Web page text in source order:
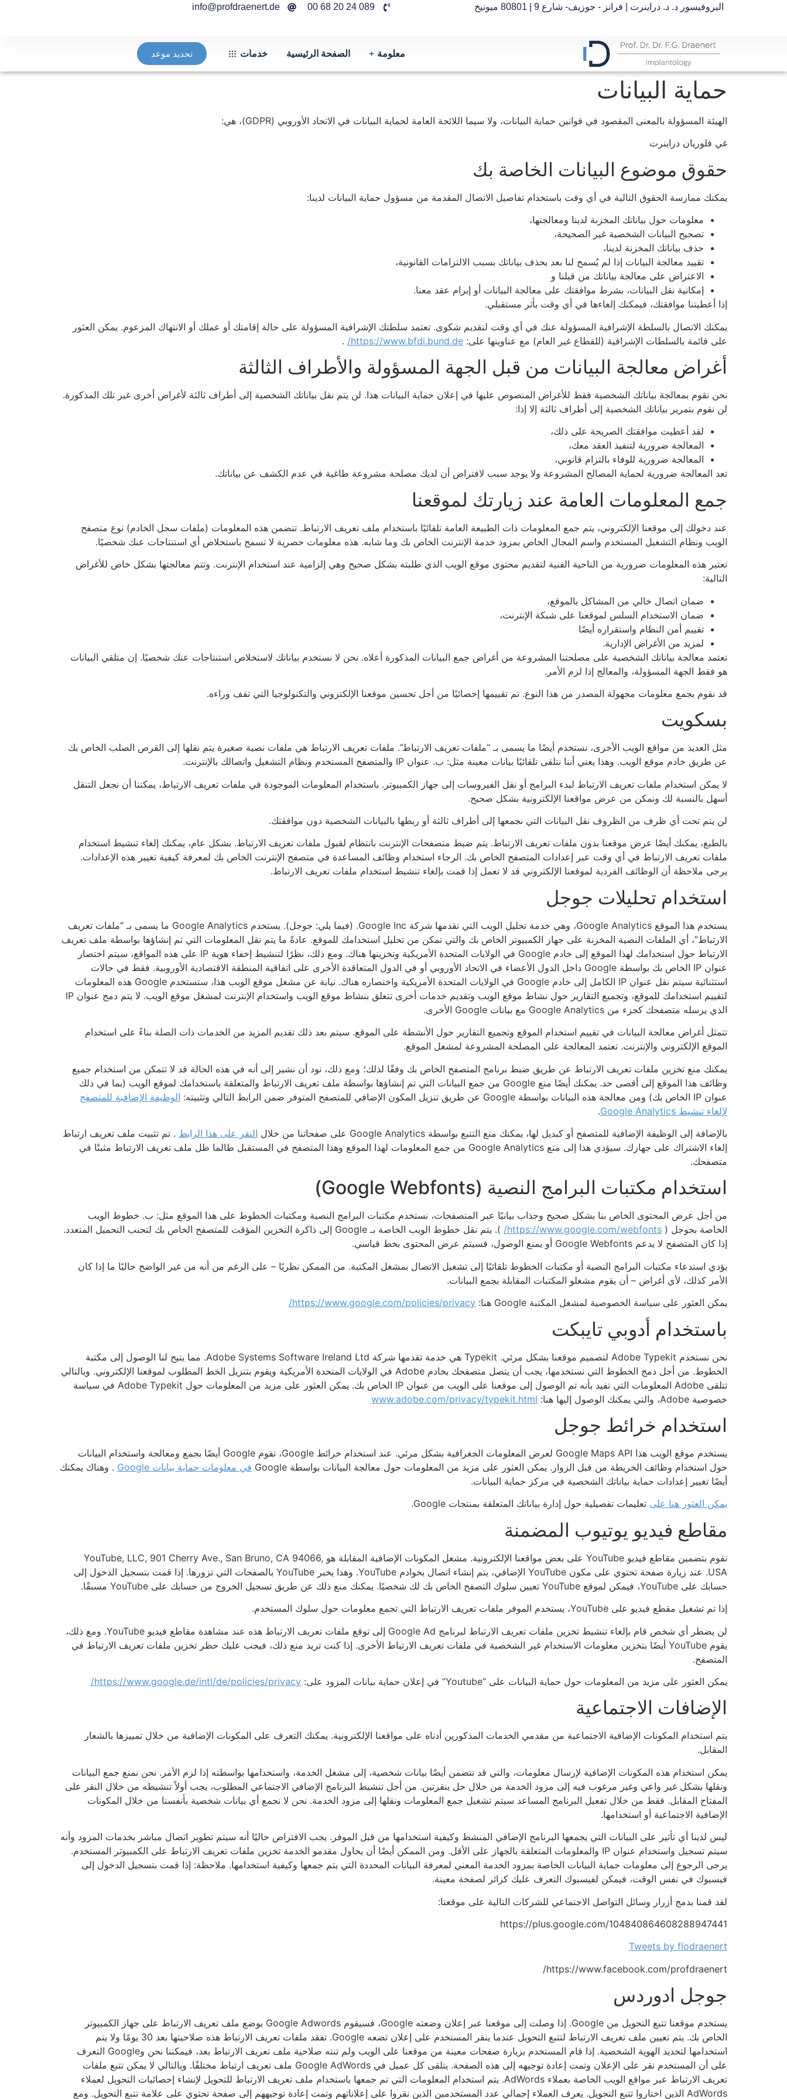
البروفيسور د. د. دراينرت | فرانز - جوزيف- شارع 9 | 80801 ميونيخ 089 24 20 68 00
info@profdraenert.de
معلومة الصفحة الرئيسية خدمات تحديد موعد
حماية البيانات
الهيئة المسؤولة بالمعنى المقصود في قوانين حماية البيانات، ولا سيما اللائحة العامة لحماية البيانات في الاتحاد الأوروبي (GDPR)، هي:
غي فلوريان دراينرت
حقوق موضوع البيانات الخاصة بك
يمكنك ممارسة الحقوق التالية في أي وقت باستخدام تفاصيل الاتصال المقدمة من مسؤول حماية البيانات لدينا:
معلومات حول بياناتك المخزنة لدينا ومعالجتها،
تصحيح البيانات الشخصية غير الصحيحة،
حذف بياناتك المخزنة لدينا،
تقييد معالجة البيانات إذا لم يُسمح لنا بعد بحذف بياناتك بسبب الالتزامات القانونية،
الاعتراض على معالجة بياناتك من قبلنا و
إمكانية نقل البيانات، بشرط موافقتك على معالجة البيانات أو إبرام عقد معنا.
إذا أعطيتنا موافقتك، فيمكنك إلغاءها في أي وقت بأثر مستقبلي.
يمكنك الاتصال بالسلطة الإشرافية المسؤولة عنك في أي وقت لتقديم شكوى. تعتمد سلطتك الإشرافية المسؤولة على حالة إقامتك أو عملك أو الانتهاك المزعوم. يمكن العثور
على قائمة بالسلطات الإشرافية (للقطاع غير العام) مع عناوينها على: https://www.bfdi.bund.de/
.
أغراض معالجة البيانات من قبل الجهة المسؤولة والأطراف الثالثة
نحن نقوم بمعالجة بياناتك الشخصية فقط للأغراض المنصوص عليها في إعلان حماية البيانات هذا. لن يتم نقل بياناتك الشخصية إلى أطراف ثالثة لأغراض أخرى غير تلك المذكورة.
لن نقوم بتمرير بياناتك الشخصية إلى أطراف ثالثة إلا إذا:
لقد أعطيت موافقتك الصريحة على ذلك،
المعالجة ضرورية لتنفيذ العقد معك،
المعالجة ضرورية للوفاء بالتزام قانوني،
تعد المعالجة ضرورية لحماية المصالح المشروعة ولا يوجد سبب لافتراض أن لديك مصلحة مشروعة طاغية في عدم الكشف عن بياناتك.
جمع المعلومات العامة عند زيارتك لموقعنا
عند دخولك إلى موقعنا الإلكتروني، يتم جمع المعلومات ذات الطبيعة العامة تلقائيًا باستخدام ملف تعريف الارتباط. تتضمن هذه المعلومات (ملفات سجل الخادم) نوع متصفح
الويب ونظام التشغيل المستخدم واسم المجال الخاص بمزود خدمة الإنترنت الخاص بك وما شابه. هذه معلومات حصرية لا تسمح باستخلاص أي استنتاجات عنك شخصيًا.
تعتبر هذه المعلومات ضرورية من الناحية الفنية لتقديم محتوى موقع الويب الذي طلبته بشكل صحيح وهي إلزامية عند استخدام الإنترنت. وتتم معالجتها بشكل خاص للأغراض
التالية:
ضمان اتصال خالي من المشاكل بالموقع،
ضمان الاستخدام السلس لموقعنا على شبكة الإنترنت،
تقييم أمن النظام واستقراره أيضًا
لمزيد من الأغراض الإدارية.
تعتمد معالجة بياناتك الشخصية على مصلحتنا المشروعة من أغراض جمع البيانات المذكورة أعلاه. نحن لا نستخدم بياناتك لاستخلاص استنتاجات عنك شخصيًا. إن متلقي البيانات
هو فقط الجهة المسؤولة، والمعالج إذا لزم الأمر.
قد نقوم بجمع معلومات مجهولة المصدر من هذا النوع. تم تقييمها إحصائيًا من أجل تحسين موقعنا الإلكتروني والتكنولوجيا التي تقف وراءه.
بسكويت
مثل العديد من مواقع الويب الأخرى، نستخدم أيضًا ما يسمى بـ “ملفات تعريف الارتباط”. ملفات تعريف الارتباط هي ملفات نصية صغيرة يتم نقلها إلى القرص الصلب الخاص بك
عن طريق خادم موقع الويب. وهذا يعني أننا نتلقى تلقائيًا بيانات معينة مثل: ب. عنوان IP والمتصفح المستخدم ونظام التشغيل واتصالك بالإنترنت.
لا يمكن استخدام ملفات تعريف الارتباط لبدء البرامج أو نقل الفيروسات إلى جهاز الكمبيوتر. باستخدام المعلومات الموجودة في ملفات تعريف الارتباط، يمكننا أن نجعل التنقل
أسهل بالنسبة لك ونمكن من عرض مواقعنا الإلكترونية بشكل صحيح.
لن يتم تحت أي ظرف من الظروف نقل البيانات التي نجمعها إلى أطراف ثالثة أو ربطها بالبيانات الشخصية دون موافقتك.
بالطبع، يمكنك أيضًا عرض موقعنا بدون ملفات تعريف الارتباط. يتم ضبط متصفحات الإنترنت بانتظام لقبول ملفات تعريف الارتباط. بشكل عام، يمكنك إلغاء تنشيط استخدام
ملفات تعريف الارتباط في أي وقت عبر إعدادات المتصفح الخاص بك. الرجاء استخدام وظائف المساعدة في متصفح الإنترنت الخاص بك لمعرفة كيفية تغيير هذه الإعدادات.
يرجى ملاحظة أن الوظائف الفردية لموقعنا الإلكتروني قد لا تعمل إذا قمت بإلغاء تنشيط استخدام ملفات تعريف الارتباط.
استخدام تحليلات جوجل
يستخدم هذا الموقع Google Analytics، وهي خدمة تحليل الويب التي تقدمها شركة Google Inc. (فيما يلي: جوجل). يستخدم Google Analytics ما يسمى بـ “ملفات تعريف
الارتباط”، أي الملفات النصية المخزنة على جهاز الكمبيوتر الخاص بك والتي تمكن من تحليل استخدامك للموقع. عادةً ما يتم نقل المعلومات التي تم إنشاؤها بواسطة ملف تعريف
الارتباط حول استخدامك لهذا الموقع إلى خادم Google في الولايات المتحدة الأمريكية وتخزينها هناك. ومع ذلك، نظرًا لتنشيط إخفاء هوية IP على هذه المواقع، سيتم اختصار
عنوان IP الخاص بك بواسطة Google داخل الدول الأعضاء في الاتحاد الأوروبي أو في الدول المتعاقدة الأخرى على اتفاقية المنطقة الاقتصادية الأوروبية. فقط في حالات
استثنائية سيتم نقل عنوان IP الكامل إلى خادم Google في الولايات المتحدة الأمريكية واختصاره هناك. نيابة عن مشغل موقع الويب هذا، ستستخدم Google هذه المعلومات
لتقييم استخدامك للموقع، وتجميع التقارير حول نشاط موقع الويب وتقديم خدمات أخرى تتعلق بنشاط موقع الويب واستخدام الإنترنت لمشغل موقع الويب. لا يتم دمج عنوان IP
الذي يرسله متصفحك كجزء من Google Analytics مع بيانات Google الأخرى.
تتمثل أغراض معالجة البيانات في تقييم استخدام الموقع وتجميع التقارير حول الأنشطة على الموقع. سيتم بعد ذلك تقديم المزيد من الخدمات ذات الصلة بناءً على استخدام
الموقع الإلكتروني والإنترنت. تعتمد المعالجة على المصلحة المشروعة لمشغل الموقع.
يمكنك منع تخزين ملفات تعريف الارتباط عن طريق ضبط برنامج المتصفح الخاص بك وفقًا لذلك؛ ومع ذلك، نود أن نشير إلى أنه في هذه الحالة قد لا تتمكن من استخدام جميع
وظائف هذا الموقع إلى أقصى حد. يمكنك أيضًا منع Google من جمع البيانات التي تم إنشاؤها بواسطة ملف تعريف الارتباط والمتعلقة باستخدامك لموقع الويب (بما في ذلك
عنوان IP الخاص بك) ومن معالجة هذه البيانات بواسطة Google عن طريق تنزيل المكون الإضافي للمتصفح المتوفر ضمن الرابط التالي وتثبيته:
الوظيفة الإضافية للمتصفح
لإلغاء تنشيط Google Analytics
.
بالإضافة إلى الوظيفة الإضافية للمتصفح أو كبديل لها، يمكنك منع التتبع بواسطة Google Analytics على صفحاتنا من خلال
النقر على هذا الرابط . تم تثبيت ملف تعريف ارتباط
إلغاء الاشتراك على جهازك. سيؤدي هذا إلى منع Google Analytics من جمع المعلومات لهذا الموقع وهذا المتصفح في المستقبل طالما ظل ملف تعريف الارتباط مثبتًا في
متصفحك.
استخدام مكتبات البرامج النصية (Google Webfonts)
من أجل عرض المحتوى الخاص بنا بشكل صحيح وجذاب بيانيًا عبر المتصفحات، نستخدم مكتبات البرامج النصية ومكتبات الخطوط على هذا الموقع مثل: ب. خطوط الويب
الخاصة بجوجل ( https://www.google.com/webfonts/
). يتم نقل خطوط الويب الخاصة بـ Google إلى ذاكرة التخزين المؤقت للمتصفح الخاص بك لتجنب التحميل المتعدد.
إذا كان المتصفح لا يدعم Google Webfonts أو يمنع الوصول، فسيتم عرض المحتوى بخط قياسي.
يؤدي استدعاء مكتبات البرامج النصية أو مكتبات الخطوط تلقائيًا إلى تشغيل الاتصال بمشغل المكتبة. من الممكن نظريًا – على الرغم من أنه من غير الواضح حاليًا ما إذا كان
الأمر كذلك، لأي أغراض – أن يقوم مشغلو المكتبات المقابلة بجمع البيانات.
يمكن العثور على سياسة الخصوصية لمشغل المكتبة Google هنا:
https://www.google.com/policies/privacy/
باستخدام أدوبي تايبكت
نحن نستخدم Adobe Typekit لتصميم موقعنا بشكل مرئي. Typekit هي خدمة تقدمها شركة Adobe Systems Software Ireland Ltd. مما يتيح لنا الوصول إلى مكتبة
الخطوط. من أجل دمج الخطوط التي نستخدمها، يجب أن يتصل متصفحك بخادم Adobe في الولايات المتحدة الأمريكية ويقوم بتنزيل الخط المطلوب لموقعنا الإلكتروني. وبالتالي
تتلقى Adobe المعلومات التي تفيد بأنه تم الوصول إلى موقعنا على الويب من عنوان IP الخاص بك. يمكن العثور على مزيد من المعلومات حول Adobe Typekit في سياسة
خصوصية Adobe، والتي يمكنك الوصول إليها هنا:
www.adobe.com/privacy/typekit.html
استخدام خرائط جوجل
يستخدم موقع الويب هذا Google Maps API لعرض المعلومات الجغرافية بشكل مرئي. عند استخدام خرائط Google، تقوم Google أيضًا بجمع ومعالجة واستخدام البيانات
حول استخدام وظائف الخريطة من قبل الزوار. يمكن العثور على مزيد من المعلومات حول معالجة البيانات بواسطة Google
في معلومات حماية بيانات Google
. وهناك يمكنك
أيضًا تغيير إعدادات حماية بياناتك الشخصية في مركز حماية البيانات.
يمكن العثور هنا على تعليمات تفصيلية حول إدارة بياناتك المتعلقة بمنتجات Google.
مقاطع فيديو يوتيوب المضمنة
نقوم بتضمين مقاطع فيديو YouTube على بعض مواقعنا الإلكترونية. مشغل المكونات الإضافية المقابلة هو YouTube, LLC, 901 Cherry Ave., San Bruno, CA 94066,
USA. عند زيارة صفحة تحتوي على مكون YouTube الإضافي، يتم إنشاء اتصال بخوادم YouTube. وهذا يخبر YouTube بالصفحات التي تزورها. إذا قمت بتسجيل الدخول إلى
حسابك على YouTube، فيمكن لموقع YouTube تعيين سلوك التصفح الخاص بك لك شخصيًا. يمكنك منع ذلك عن طريق تسجيل الخروج من حسابك على YouTube مسبقًا.
إذا تم تشغيل مقطع فيديو على YouTube، يستخدم الموفر ملفات تعريف الارتباط التي تجمع معلومات حول سلوك المستخدم.
لن يضطر أي شخص قام بإلغاء تنشيط تخزين ملفات تعريف الارتباط لبرنامج Google Ad إلى توقع ملفات تعريف الارتباط هذه عند مشاهدة مقاطع فيديو YouTube. ومع ذلك،
يقوم YouTube أيضًا بتخزين معلومات الاستخدام غير الشخصية في ملفات تعريف الارتباط الأخرى. إذا كنت تريد منع ذلك، فيجب عليك حظر تخزين ملفات تعريف الارتباط في
المتصفح.
يمكن العثور على مزيد من المعلومات حول حماية البيانات على “Youtube” في إعلان حماية بيانات المزود على:
https://www.google.de/intl/de/policies/privacy/
الإضافات الاجتماعية
يتم استخدام المكونات الإضافية الاجتماعية من مقدمي الخدمات المذكورين أدناه على مواقعنا الإلكترونية. يمكنك التعرف على المكونات الإضافية من خلال تمييزها بالشعار
المقابل.
يمكن استخدام هذه المكونات الإضافية لإرسال معلومات، والتي قد تتضمن أيضًا بيانات شخصية، إلى مشغل الخدمة، واستخدامها بواسطته إذا لزم الأمر. نحن نمنع جمع البيانات
ونقلها بشكل غير واعي وغير مرغوب فيه إلى مزود الخدمة من خلال حل بنقرتين. من أجل تنشيط البرنامج الإضافي الاجتماعي المطلوب، يجب أولاً تنشيطه من خلال النقر على
المفتاح المقابل. فقط من خلال تفعيل البرنامج المساعد سيتم تشغيل جمع المعلومات ونقلها إلى مزود الخدمة. نحن لا نجمع أي بيانات شخصية بأنفسنا من خلال المكونات
الإضافية الاجتماعية أو استخدامها.
ليس لدينا أي تأثير على البيانات التي يجمعها البرنامج الإضافي المنشط وكيفية استخدامها من قبل الموفر. يجب الافتراض حاليًا أنه سيتم تطوير اتصال مباشر بخدمات المزود وأنه
سيتم تسجيل واستخدام عنوان IP والمعلومات المتعلقة بالجهاز على الأقل. ومن الممكن أيضًا أن يحاول مقدمو الخدمة تخزين ملفات تعريف الارتباط على الكمبيوتر المستخدم.
يرجى الرجوع إلى معلومات حماية البيانات الخاصة بمزود الخدمة المعني لمعرفة البيانات المحددة التي يتم جمعها وكيفية استخدامها. ملاحظة: إذا قمت بتسجيل الدخول إلى
فيسبوك في نفس الوقت، فيمكن لفيسبوك التعرف عليك كزائر لصفحة معينة.
لقد قمنا بدمج أزرار وسائل التواصل الاجتماعي للشركات التالية على موقعنا:
https://plus.google.com/104840864608288947441
Tweets by flodraenert
https://www.facebook.com/profdraenert/
جوجل ادوردس
يستخدم موقعنا تتبع التحويل من Google. إذا وصلت إلى موقعنا عبر إعلان وضعته Google، فسيقوم Google Adwords بوضع ملف تعريف الارتباط على جهاز الكمبيوتر
الخاص بك. يتم تعيين ملف تعريف الارتباط لتتبع التحويل عندما ينقر المستخدم على إعلان تضعه Google. تفقد ملفات تعريف الارتباط هذه صلاحيتها بعد 30 يومًا ولا يتم
استخدامها لتحديد الهوية الشخصية. إذا قام المستخدم بزيارة صفحات معينة من موقعنا على الويب ولم تنته صلاحية ملف تعريف الارتباط بعد، فيمكننا نحن وGoogle التعرف
على أن المستخدم نقر على الإعلان وتمت إعادة توجيهه إلى هذه الصفحة. يتلقى كل عميل في Google AdWords ملف تعريف ارتباط مختلفًا. وبالتالي لا يمكن تتبع ملفات
تعريف الارتباط عبر مواقع الويب الخاصة بعملاء AdWords. يتم استخدام المعلومات التي تم جمعها باستخدام ملف تعريف الارتباط للتحويل لإنشاء إحصائيات التحويل لعملاء
AdWords الذين اختاروا تتبع التحويل. يعرف العملاء إجمالي عدد المستخدمين الذين نقروا على إعلاناتهم وتمت إعادة توجيههم إلى صفحة تحتوي على علامة تتبع التحويل. ومع